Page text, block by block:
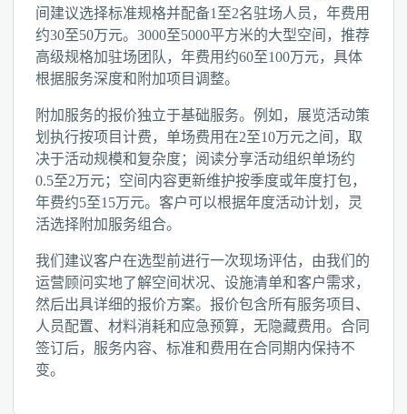
间建议选择标准规格并配备1至2名驻场人员，年费用
约30至50万元。3000至5000平方米的大型空间，推荐
高级规格加驻场团队，年费用约60至100万元，具体
根据服务深度和附加项目调整。
附加服务的报价独立于基础服务。例如，展览活动策
划执行按项目计费，单场费用在2至10万元之间，取
决于活动规模和复杂度；阅读分享活动组织单场约
0.5至2万元；空间内容更新维护按季度或年度打包，
年费约5至15万元。客户可以根据年度活动计划，灵
活选择附加服务组合。
我们建议客户在选型前进行一次现场评估，由我们的
运营顾问实地了解空间状况、设施清单和客户需求，
然后出具详细的报价方案。报价包含所有服务项目、
人员配置、材料消耗和应急预算，无隐藏费用。合同
签订后，服务内容、标准和费用在合同期内保持不
变。